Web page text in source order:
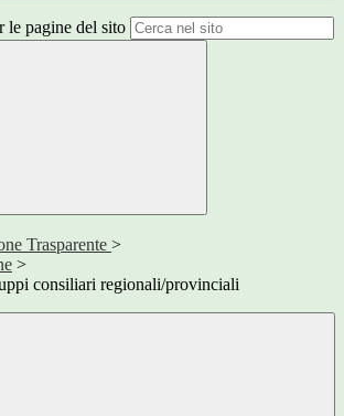
le pagine del sito
Trasparente >
>
consiliari regionali/provinciali